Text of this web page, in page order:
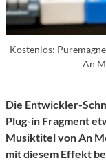
Kostenlos:
An
Die Entwickler-
Plug-in Fragment
Musiktitel von An
mit diesem Effekt